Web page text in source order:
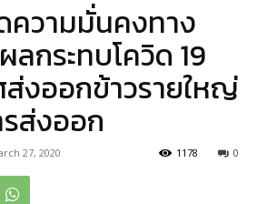
ความมั่นคงทาง
ลกระทบโควิด 19
ส่งออกข้าวรายใหญ่
ส่งออก
27, 2020 0
1178